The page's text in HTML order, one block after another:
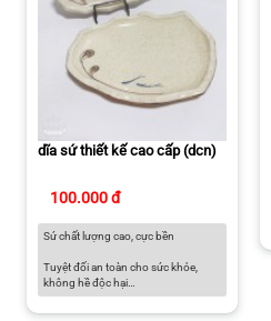
dĩa sứ thiết kế cao cấp (dcn)
100.000 đ
Sứ chất lượng cao, cực bền
Tuyệt đối an toàn cho sức khỏe,
không hề độc hại
Có thể sử dụng trong lò vi sóng, lò